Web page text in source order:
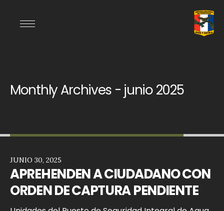
Monthly Archives - junio 2025
APREHENDEN A CIUDADANO CON
ORDEN DE CAPTURA PENDIENTE
JUNIO 30, 2025